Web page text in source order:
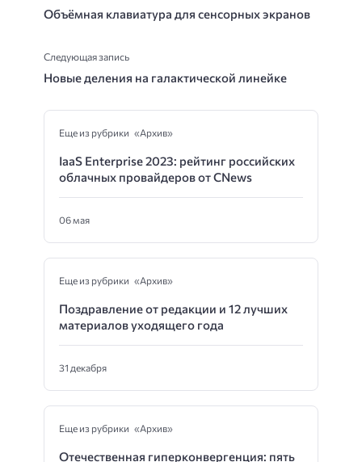
Объёмная клавиатура для сенсорных экранов
Следующая запись
Новые деления на галактической линейке
Еще из рубрики «Архив»
IaaS Enterprise 2023: рейтинг российских
облачных провайдеров от CNews
06 мая
Еще из рубрики «Архив»
Поздравление от редакции и 12 лучших
материалов уходящего года
31 декабря
Еще из рубрики «Архив»
Отечественная гиперконвергенция: пять